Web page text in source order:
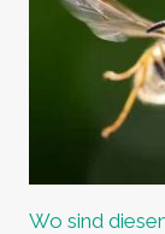
Wo sind